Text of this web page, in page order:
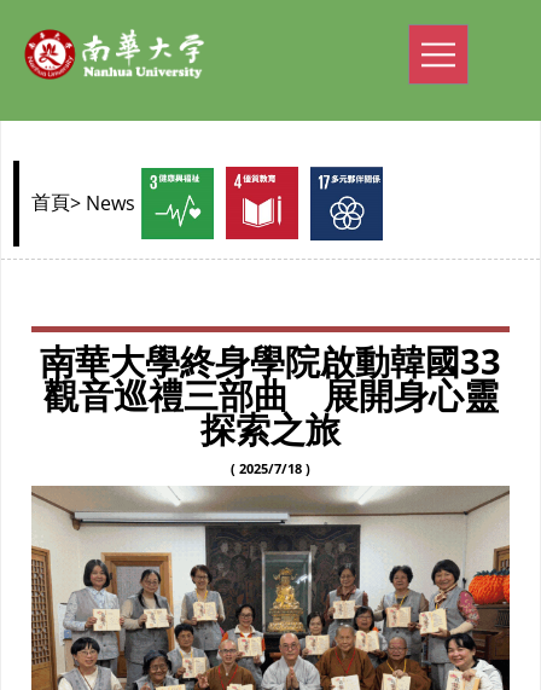
首頁> News
南華大學終身學院啟動韓國33
觀音巡禮三部曲 展開身心靈
探索之旅
( 2025/7/18 )